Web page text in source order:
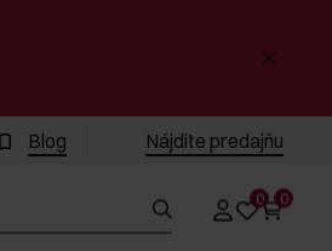
Blog Nájdite predajňu
0 0